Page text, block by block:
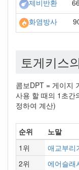
제비반환
화염방사
토게키스
콤보DPT = 게이지
사용 할 때의 1초간
정하여 계산)
순위 노말
1위
애교부리
2위
에어슬래